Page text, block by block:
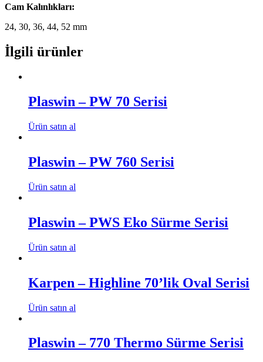
Cam Kalınlıkları:
24, 30, 36, 44, 52 mm
İlgili ürünler
Plaswin – PW 70 Serisi
Ürün satın al
Plaswin – PW 760 Serisi
Ürün satın al
Plaswin – PWS Eko Sürme Serisi
Ürün satın al
Karpen – Highline 70’lik Oval Serisi
Ürün satın al
Plaswin – 770 Thermo Sürme Serisi